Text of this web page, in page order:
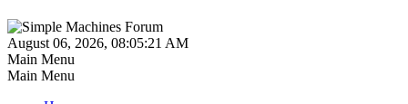
August 06, 2026, 08:05:21 AM
Main Menu
Main Menu